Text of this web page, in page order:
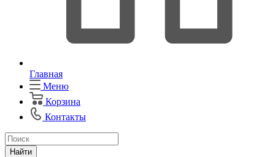
Главная
Меню
Корзина
Контакты
Найти